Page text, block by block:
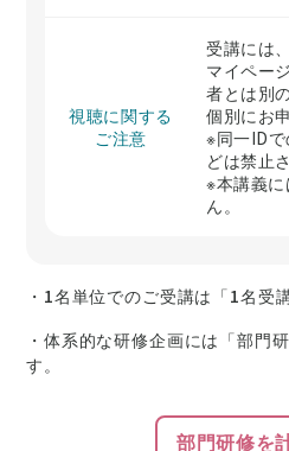
視聴に関する
ご注意
受講には
マイペー
者とは別
個別にお
※同一ID
どは禁止
※本講義
ん。
・1名単位でのご受講は「1名受講
・体系的な研修企画には「部門
す。
部門研修を